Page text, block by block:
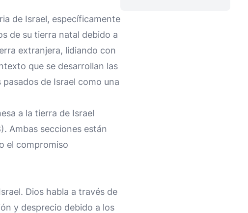
de Israel, específicamente
de su tierra natal debido a
extranjera, lidiando con
que se desarrollan las
de Israel como una
a la tierra de Israel
Ambas secciones están
el compromiso
Dios habla a través de
y desprecio debido a los